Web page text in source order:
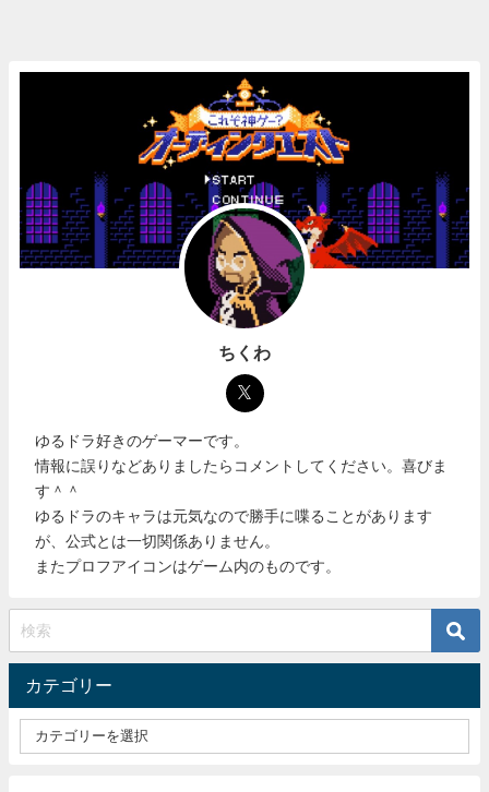
ちくわ
ゆるドラ好きのゲーマーです。
情報に誤りなどありましたらコメントしてください。喜びま
す＾＾
ゆるドラのキャラは元気なので勝手に喋ることがあります
が、公式とは一切関係ありません。
またプロフアイコンはゲーム内のものです。
カテゴリー